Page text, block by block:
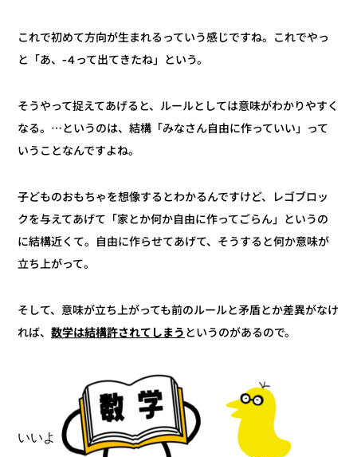
これで初めて方向が生まれるっていう感じですね。これでやっ
と「あ、-4って出てきたね」という。
そうやって捉えてあげると、ルールとしては意味がわかりやすく
なる。⋯というのは、結構「みなさん自由に作っていい」って
いうことなんですよね。
子どものおもちゃを想像するとわかるんですけど、レゴブロッ
クを与えてあげて「家とか何か自由に作ってごらん」というの
に結構近くて。自由に作らせてあげて、そうすると何か意味が
立ち上がって。
そして、意味が立ち上がっても前のルールと矛盾とか差異がなけ
れば、数学は結構許されてしまうというのがあるので。
いいよ